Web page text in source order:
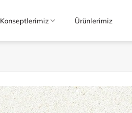
Konseptlerimiz Ürünlerimiz